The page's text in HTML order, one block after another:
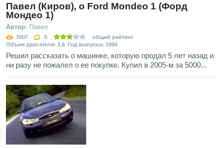
Павел (Киров), о Ford Mondeo 1 (Форд
Мондео 1)
Автор: Павел
7007 0
общий рейтинг
Объем двигателя: 1.6 Год выпуска: 1994
Решил рассказать о машинке, которую продал 5 лет назад и
ни разу не пожалел о ее покупке. Купил в 2005-м за 5000...